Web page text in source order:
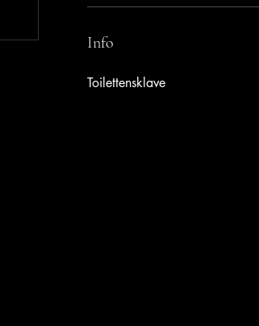
Info
Toilettensklave